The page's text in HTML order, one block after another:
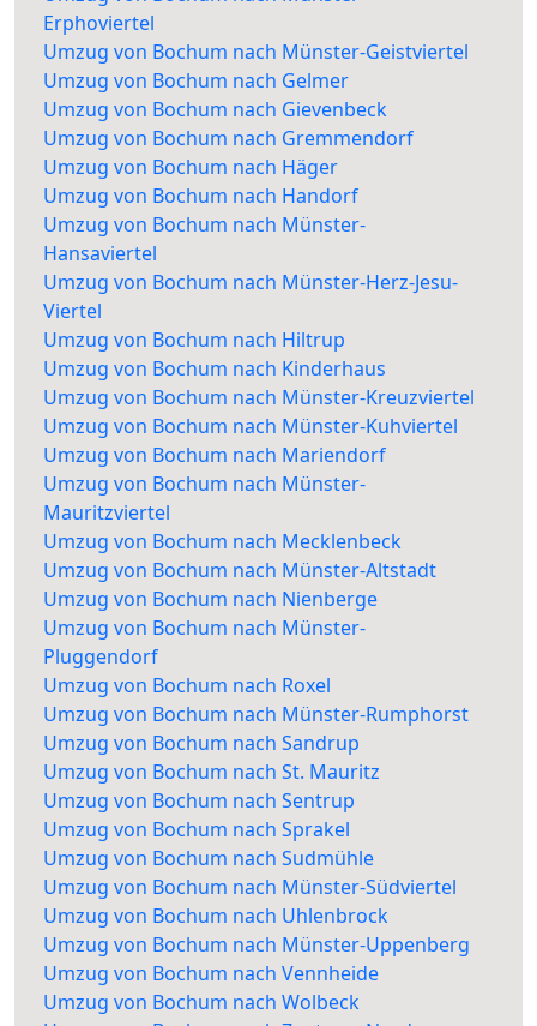
Erphoviertel
Umzug von Bochum nach Münster-Geistviertel
Umzug von Bochum nach Gelmer
Umzug von Bochum nach Gievenbeck
Umzug von Bochum nach Gremmendorf
Umzug von Bochum nach Häger
Umzug von Bochum nach Handorf
Umzug von Bochum nach Münster-
Hansaviertel
Umzug von Bochum nach Münster-Herz-Jesu-
Viertel
Umzug von Bochum nach Hiltrup
Umzug von Bochum nach Kinderhaus
Umzug von Bochum nach Münster-Kreuzviertel
Umzug von Bochum nach Münster-Kuhviertel
Umzug von Bochum nach Mariendorf
Umzug von Bochum nach Münster-
Mauritzviertel
Umzug von Bochum nach Mecklenbeck
Umzug von Bochum nach Münster-Altstadt
Umzug von Bochum nach Nienberge
Umzug von Bochum nach Münster-
Pluggendorf
Umzug von Bochum nach Roxel
Umzug von Bochum nach Münster-Rumphorst
Umzug von Bochum nach Sandrup
Umzug von Bochum nach St. Mauritz
Umzug von Bochum nach Sentrup
Umzug von Bochum nach Sprakel
Umzug von Bochum nach Sudmühle
Umzug von Bochum nach Münster-Südviertel
Umzug von Bochum nach Uhlenbrock
Umzug von Bochum nach Münster-Uppenberg
Umzug von Bochum nach Vennheide
Umzug von Bochum nach Wolbeck